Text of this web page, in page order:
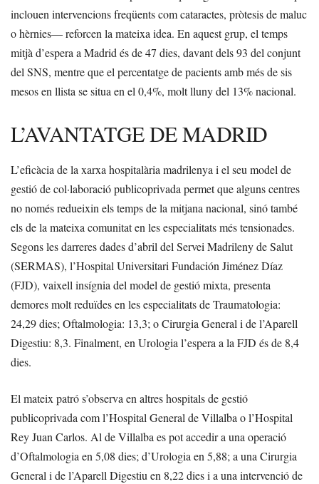
inclouen intervencions freqüents com cataractes, pròtesis de maluc
o hèrnies— reforcen la mateixa idea. En aquest grup, el temps
mitjà d’espera a Madrid és de 47 dies, davant dels 93 del conjunt
del SNS, mentre que el percentatge de pacients amb més de sis
mesos en llista se situa en el 0,4%, molt lluny del 13% nacional.
L’AVANTATGE DE MADRID
L’eficàcia de la xarxa hospitalària madrilenya i el seu model de
gestió de col·laboració publicoprivada permet que alguns centres
no només redueixin els temps de la mitjana nacional, sinó també
els de la mateixa comunitat en les especialitats més tensionades.
Segons les darreres dades d’abril del Servei Madrileny de Salut
(SERMAS), l’Hospital Universitari Fundación Jiménez Díaz
(FJD), vaixell insígnia del model de gestió mixta, presenta
demores molt reduïdes en les especialitats de Traumatologia:
24,29 dies; Oftalmologia: 13,3; o Cirurgia General i de l’Aparell
Digestiu: 8,3. Finalment, en Urologia l’espera a la FJD és de 8,4
dies.
El mateix patró s’observa en altres hospitals de gestió
publicoprivada com l’Hospital General de Villalba o l’Hospital
Rey Juan Carlos. Al de Villalba es pot accedir a una operació
d’Oftalmologia en 5,08 dies; d’Urologia en 5,88; a una Cirurgia
General i de l’Aparell Digestiu en 8,22 dies i a una intervenció de